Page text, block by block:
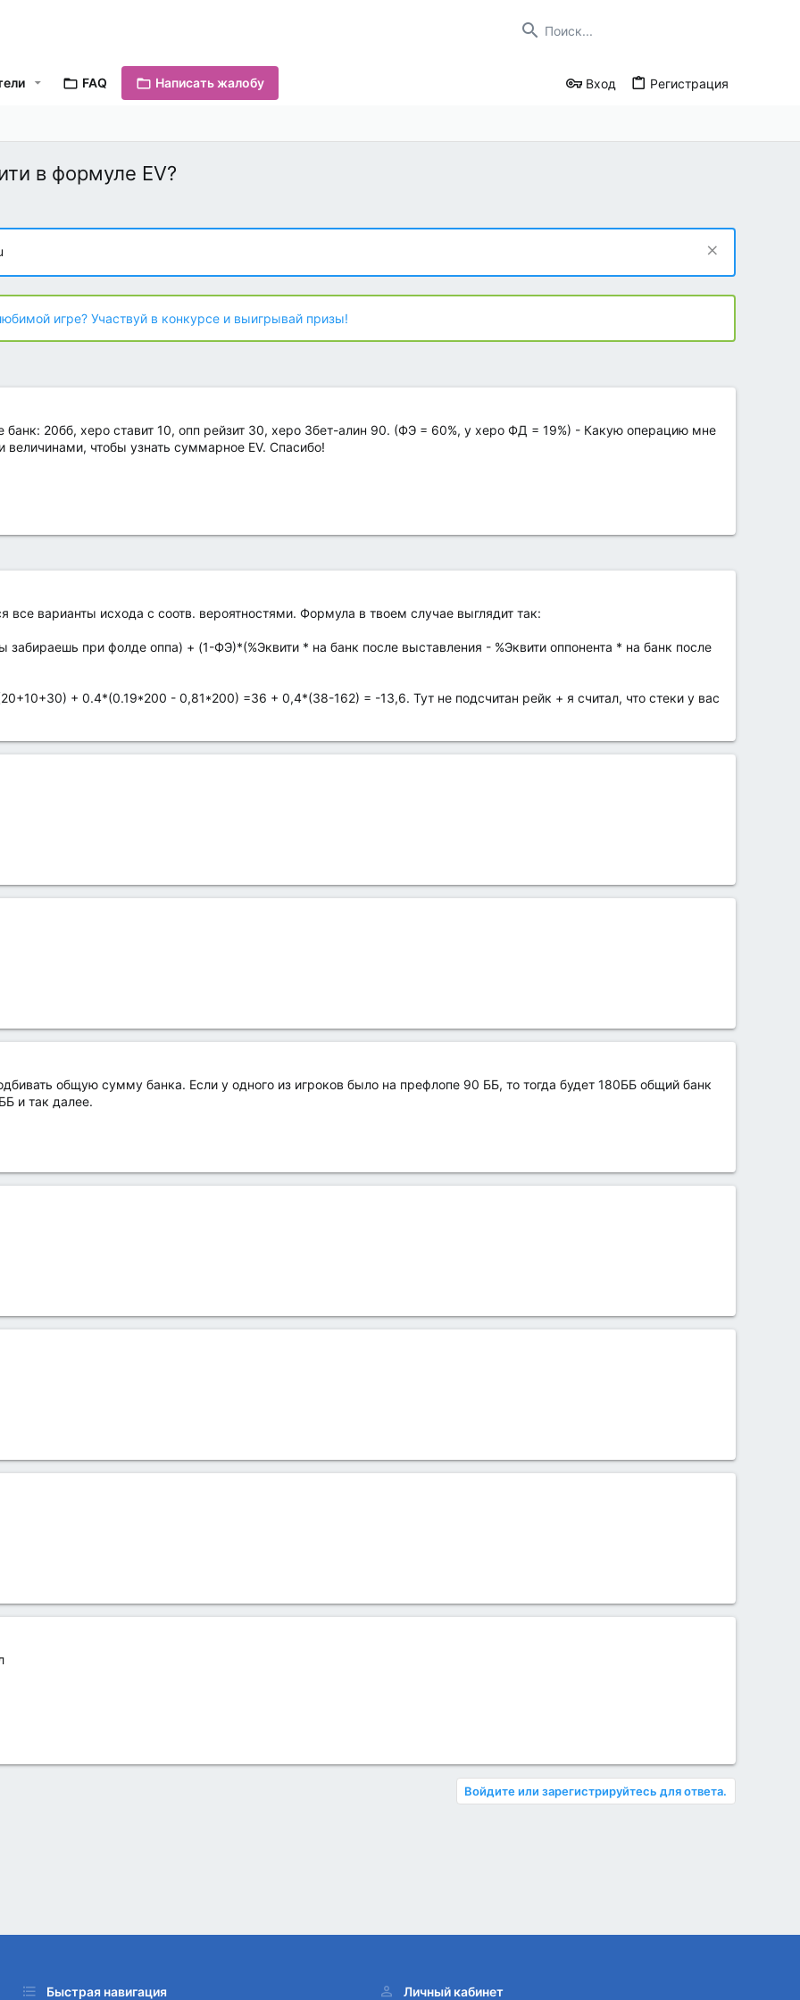
FAQ Написать жалобу Вход Регистрация
в формуле EV?
игре? Участвуй в конкурсе и выигрывай призы!
банк: 20бб, херо ставит 10, опп рейзит 30, херо 3бет-алин 90. (ФЭ = 60%, у херо ФД = 19%) - Какую операцию мне
чтобы узнать суммарное EV. Спасибо!
все варианты исхода с соотв. вероятностями. Формула в твоем случае выглядит так:
при фолде оппа) + (1-ФЭ)*(%Эквити * на банк после выставления - %Эквити оппонента * на банк после
+ 0.4*(0.19*200 - 0,81*200) =36 + 0,4*(38-162) = -13,6. Тут не подсчитан рейк + я считал, что стеки у вас
общую сумму банка. Если у одного из игроков было на префлопе 90 ББ, то тогда будет 180ББ общий банк
и так далее.
Войдите или зарегистрируйтесь для ответа.
Быстрая навигация Личный кабинет